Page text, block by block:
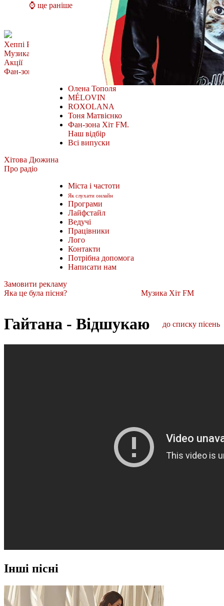
⌚ ще раніше
Хеппі Ранок
Музика
Акції
Фан-зона
Олена Тополя
MÉLOVIN
ROXOLANA
Тоня Матвієнко
Фан-зона Хіт FM.
Наш відбір
Всі випуски
Хітова Дюжина
Про радіо
Міста і частоти
Як слухати онлайн
Програми
Лайфстайл
Ведучі
Працівники
Лого
Контакти
Потрібна допомога
Написати нам
Замовити рекламу
Яка це була пісня?
Музика Хіт FM
Гайтана - Відшукаю до списку пісень
Інші пісні